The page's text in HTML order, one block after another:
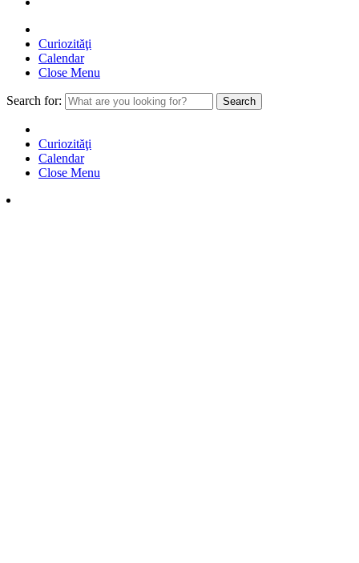
Curiozităţi
Calendar
Close Menu
Search for:
Curiozităţi
Calendar
Close Menu